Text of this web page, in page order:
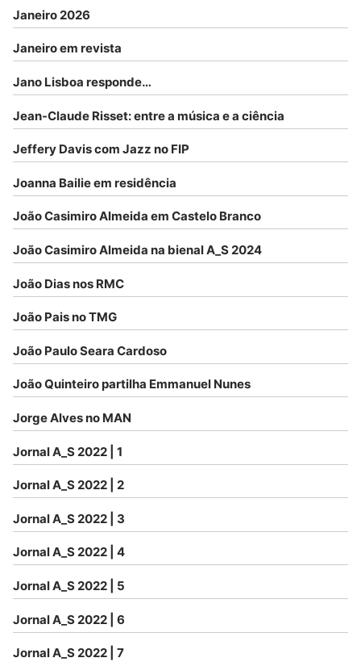
Janeiro 2026
Janeiro em revista
Jano Lisboa responde…
Jean-Claude Risset: entre a música e a ciência
Jeffery Davis com Jazz no FIP
Joanna Bailie em residência
João Casimiro Almeida em Castelo Branco
João Casimiro Almeida na bienal A_S 2024
João Dias nos RMC
João Pais no TMG
João Paulo Seara Cardoso
João Quinteiro partilha Emmanuel Nunes
Jorge Alves no MAN
Jornal A_S 2022 | 1
Jornal A_S 2022 | 2
Jornal A_S 2022 | 3
Jornal A_S 2022 | 4
Jornal A_S 2022 | 5
Jornal A_S 2022 | 6
Jornal A_S 2022 | 7